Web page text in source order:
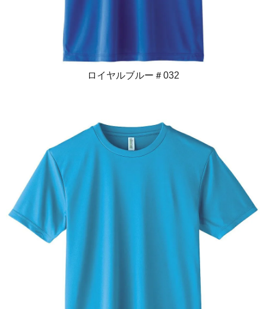
ロイヤルブルー＃032